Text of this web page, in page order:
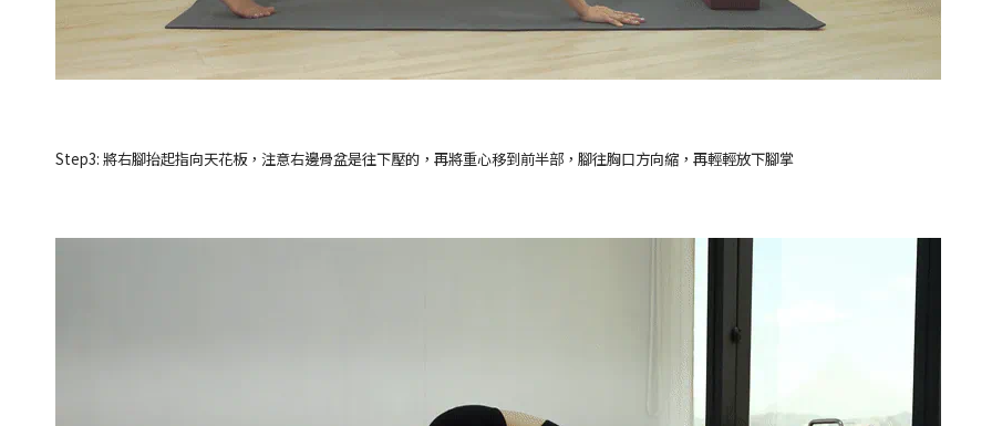
Step3: 將右腳抬起指向天花板，注意右邊骨盆是往下壓的，再將重心移到前半部，腳往胸口方向縮，再輕輕放下腳掌